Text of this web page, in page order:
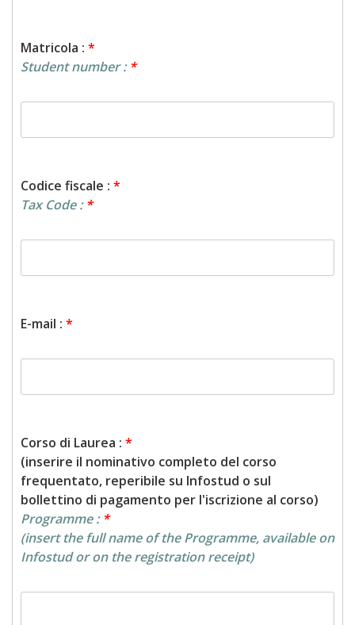
Matricola : *
Student number :*
Codice fiscale : *
Tax Code :*
E-mail : *
Corso di Laurea : *
(inserire il nominativo completo del corso
frequentato, reperibile su Infostud o sul
bollettino di pagamento per l'iscrizione al corso)
Programme :*
(insert the full name of the Programme, available on
Infostud or on the registration receipt)